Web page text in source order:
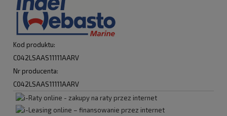
Kod produktu:
C042LSAAS11111AARV
Nr producenta:
C042LSAAS11111AARV